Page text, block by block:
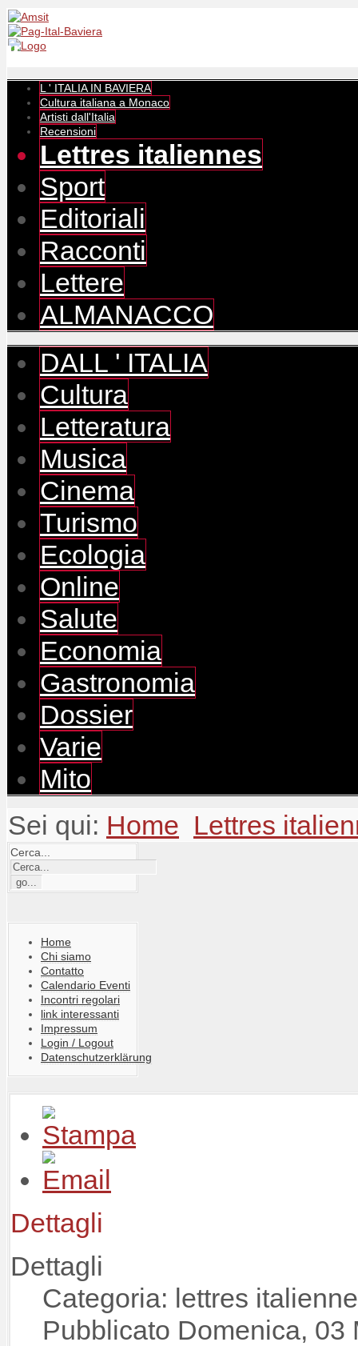
L ' ITALIA IN BAVIERA
Cultura italiana a Monaco
Artisti dall'Italia
Recensioni
Lettres italiennes
Sport
Editoriali
Racconti
Lettere
ALMANACCO
DALL ' ITALIA
Cultura
Letteratura
Musica
Cinema
Turismo
Ecologia
Online
Salute
Economia
Gastronomia
Dossier
Varie
Mito
Sei qui: Home Lettres
Cerca...
Home
Chi siamo
Contatto
Calendario Eventi
Incontri regolari
link interessanti
Impressum
Login / Logout
Datenschutzerklärung
Dettagli
Dettagli
Categoria: lettres
Pubblicato Domenica, 03